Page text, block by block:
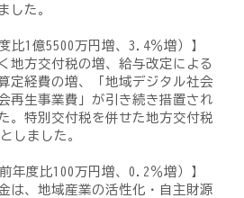
した。
比1億5500万円増、3.4％増）】
地方交付税の増、給与改定による
定経費の増、「地域デジタル社会
再生事業費」が引き続き措置され
。特別交付税を併せた地方交付税
しました。
年度比100万円増、0.2％増）】
は、地域産業の活性化・自主財源